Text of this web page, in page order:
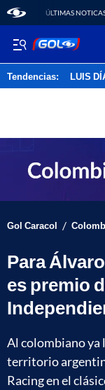
ÚLTIMAS
Tendencias: LUIS
Gol Caracol /
Para
es premio
Al colombiano ya
territorio
Racing en el